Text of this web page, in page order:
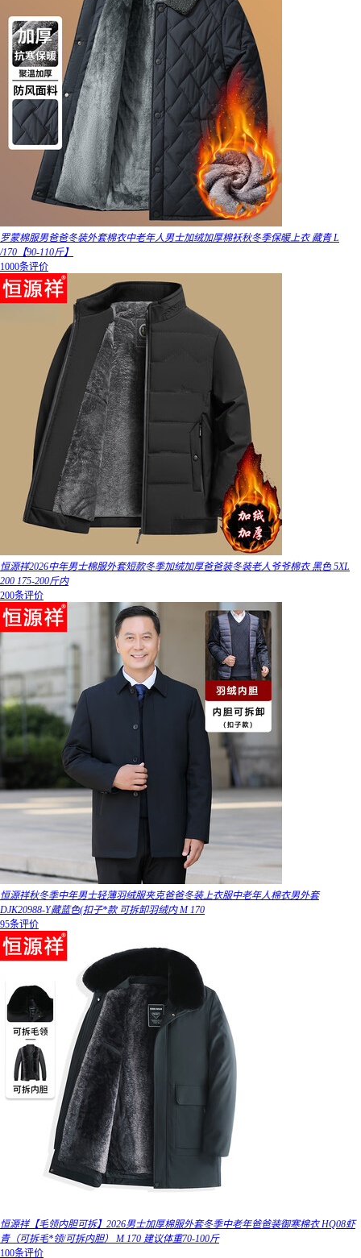
罗蒙棉服男爸爸冬装外套棉衣中老年人男士加绒加厚棉袄秋冬季保暖上衣 藏青 L
/170【90-110斤】
1000条评价
恒源祥2026中年男士棉服外套短款冬季加绒加厚爸爸装冬装老人爷爷棉衣 黑色 5XL
200 175-200斤内
200条评价
恒源祥秋冬季中年男士轻薄羽绒服夹克爸爸冬装上衣服中老年人棉衣男外套
DJK20988-Y藏蓝色(扣子*款 可拆卸羽绒内 M 170
95条评价
恒源祥【毛领内胆可拆】2026男士加厚棉服外套冬季中老年爸爸装御寒棉衣 HQ08虾
青（可拆毛*领/可拆内胆） M 170 建议体重70-100斤
100条评价